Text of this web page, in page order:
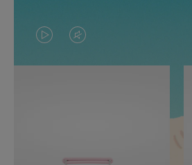
DAS
VIDEO
VIDEO
IST